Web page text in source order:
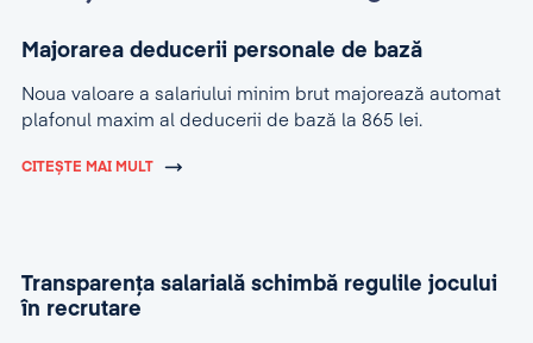
Majorarea deducerii personale de bază
Noua valoare a salariului minim brut majorează automat
plafonul maxim al deducerii de bază la 865 lei.
CITEȘTE MAI MULT
Transparența salarială schimbă regulile jocului
în recrutare